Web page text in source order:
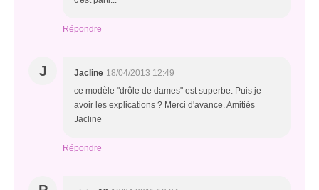
Répondre
J Jacline 18/04/2013 12:49
ce modèle "drôle de dames" est superbe. Puis je
avoir les explications ? Merci d'avance. Amitiés
Jacline
Répondre